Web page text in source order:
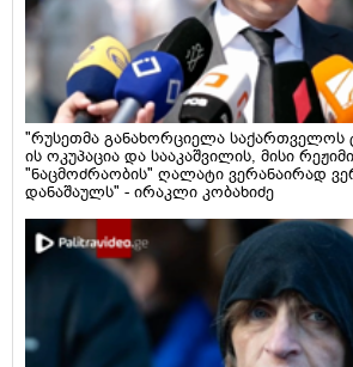
"რუსეთმა განახორციელა საქართველოს
ის ოკუპაცია და სააკაშვილის, მისი
"ნაცმოძრაობის" ღალატი ვერანაირად
დანაშაულს" - ირაკლი კობახიძე